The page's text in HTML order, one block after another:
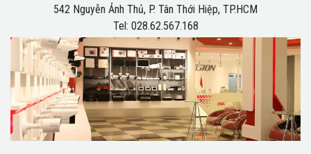
542 Nguyễn Ảnh Thủ, P. Tân Thới Hiệp, TP.HCM
Tel: 028.62.567.168